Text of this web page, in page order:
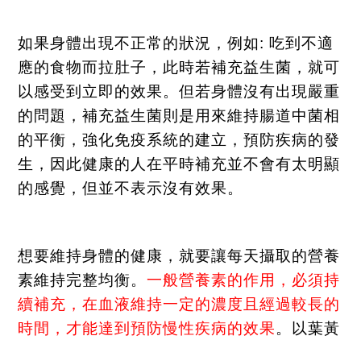
如果身體出現不正常的狀況，例如: 吃到不適
應的食物而拉肚子，此時若補充益生菌，就可
以感受到立即的效果。但若身體沒有出現嚴重
的問題，補充益生菌則是用來維持腸道中菌相
的平衡，強化免疫系統的建立，預防疾病的發
生，因此健康的人在平時補充並不會有太明顯
的感覺，但並不表示沒有效果。
想要維持身體的健康，就要讓每天攝取的營養
素維持完整均衡。一般營養素的作用，必須持
續補充，在血液維持一定的濃度且經過較長的
時間，才能達到預防慢性疾病的效果。以葉黃